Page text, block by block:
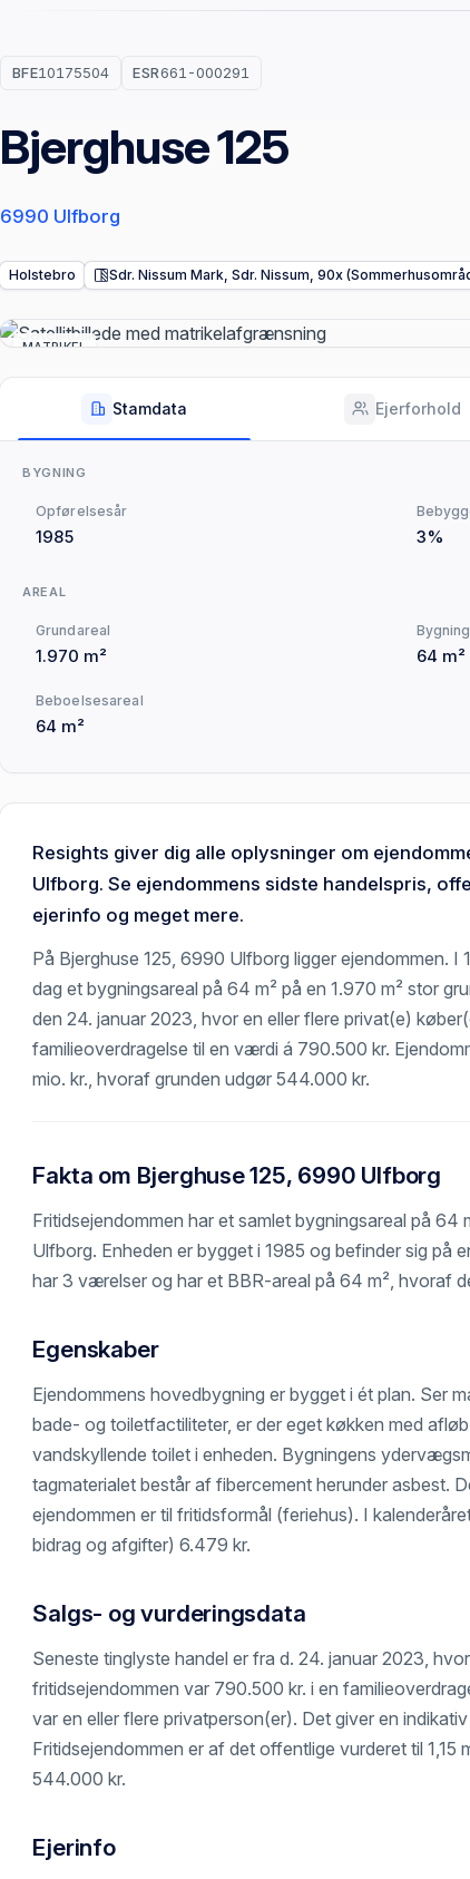
BFE10175504 ESR661-000291
Bjerghuse 125
6990 Ulfborg
Holstebro Sdr. Nissum Mark, Sdr. Nissum, 90x
MATRIKEL
Stamdata Ejerforhold
BYGNING
Opførelsesår
1985 3%
AREAL
Grundareal
1.970 m² 64 m²
Beboelsesareal
64 m²
Resights giver dig alle oplysninger om
Ulfborg. Se ejendommens sidste handelspris,
ejerinfo og meget mere.
På Bjerghuse 125, 6990 Ulfborg ligger ejendommen.
dag et bygningsareal på 64 m² på en 1.970 m² stor
den 24. januar 2023, hvor en eller flere privat(e)
familieoverdragelse til en værdi á 790.500 kr.
mio. kr., hvoraf grunden udgør 544.000 kr.
Fakta om Bjerghuse 125, 6990 Ulfborg
Fritidsejendommen har et samlet bygningsareal på 64
Ulfborg. Enheden er bygget i 1985 og befinder sig på
har 3 værelser og har et BBR-areal på 64 m², hvoraf
Egenskaber
Ejendommens hovedbygning er bygget i ét plan. Ser
bade- og toiletfactiliteter, er der eget køkken med
vandskyllende toilet i enheden. Bygningens
tagmaterialet består af fibercement herunder asbest.
ejendommen er til fritidsformål (feriehus). I
bidrag og afgifter) 6.479 kr.
Salgs- og vurderingsdata
Seneste tinglyste handel er fra d. 24. januar 2023,
fritidsejendommen var 790.500 kr. i en
var en eller flere privatperson(er). Det giver en
Fritidsejendommen er af det offentlige vurderet til 1,15
544.000 kr.
Ejerinfo